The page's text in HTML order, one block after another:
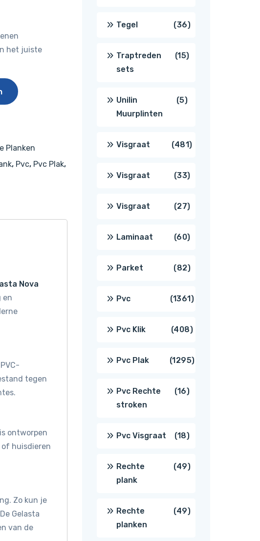
het juiste
Planken
, Pvc, Pvc Plak,
Nova
en
tegen
ontworpen
huisdieren
Zo kun je
Gelasta
van de
producten
Tegel 3636
producten
Traptreden
sets
1515
Unilin
Muurplinten
55
Visgraat 481481
Visgraat 3333
producten
Visgraat 2727
producten
Laminaat 6060
producten
Parket 8282
producten
Pvc 13611361
producten
Pvc Klik 408408
producten
Pvc Plak 12951295
Pvc Rechte
stroken
1616
Pvc Visgraat 1818
producten
Rechte
plank
4949
Rechte
planken
4949